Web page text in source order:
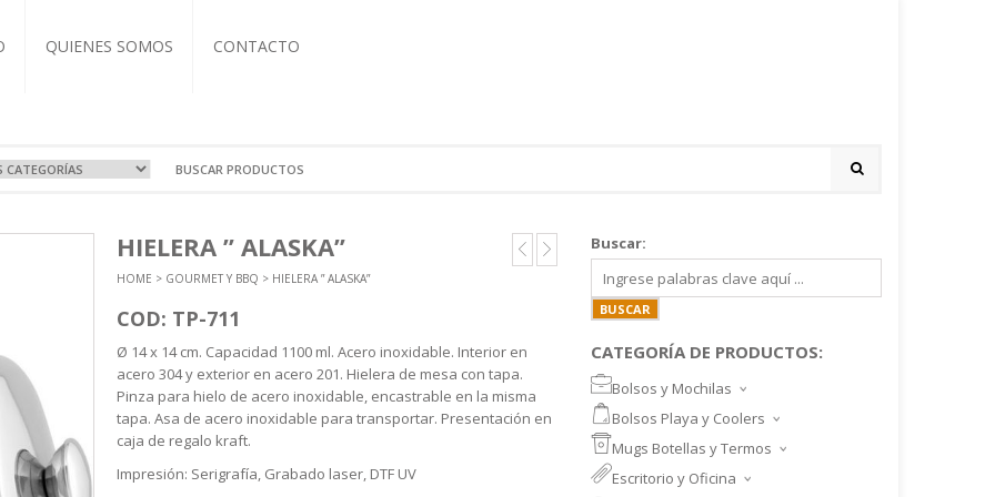
QUIENES SOMOS CONTACTO
Y VIAJE
Y TERMOS
ECO
HIELERA ” ALASKA”
HOME > GOURMET Y BBQ > HIELERA ” ALASKA”
COD: TP-711
Ø 14 x 14 cm. Capacidad 1100 ml. Acero inoxidable. Interior en
acero 304 y exterior en acero 201. Hielera de mesa con tapa.
Pinza para hielo de acero inoxidable, encastrable en la misma
tapa. Asa de acero inoxidable para transportar. Presentación en
caja de regalo kraft.
Impresión: Serigrafía, Grabado laser, DTF UV
Buscar:
CATEGORÍA DE PRODUCTOS:
Bolsos y Mochilas
MOCHILAS DEPORTIVAS
MOCHILAS NOTEBOOK
MALETINES Y FUNDAS
Bolsos Playa y Coolers
BOLSOS DE PLAYA
COOLERS
MORRALES
Mugs Botellas y Termos
MUGS
TAZA DE VIDRIO
Escritorio y Oficina